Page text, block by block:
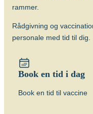
Vaccinen
der er stor
de særlige
rammer.
Rådgivning og
personale med tid til dig.
Book en tid i dag
Book en tid til vaccine